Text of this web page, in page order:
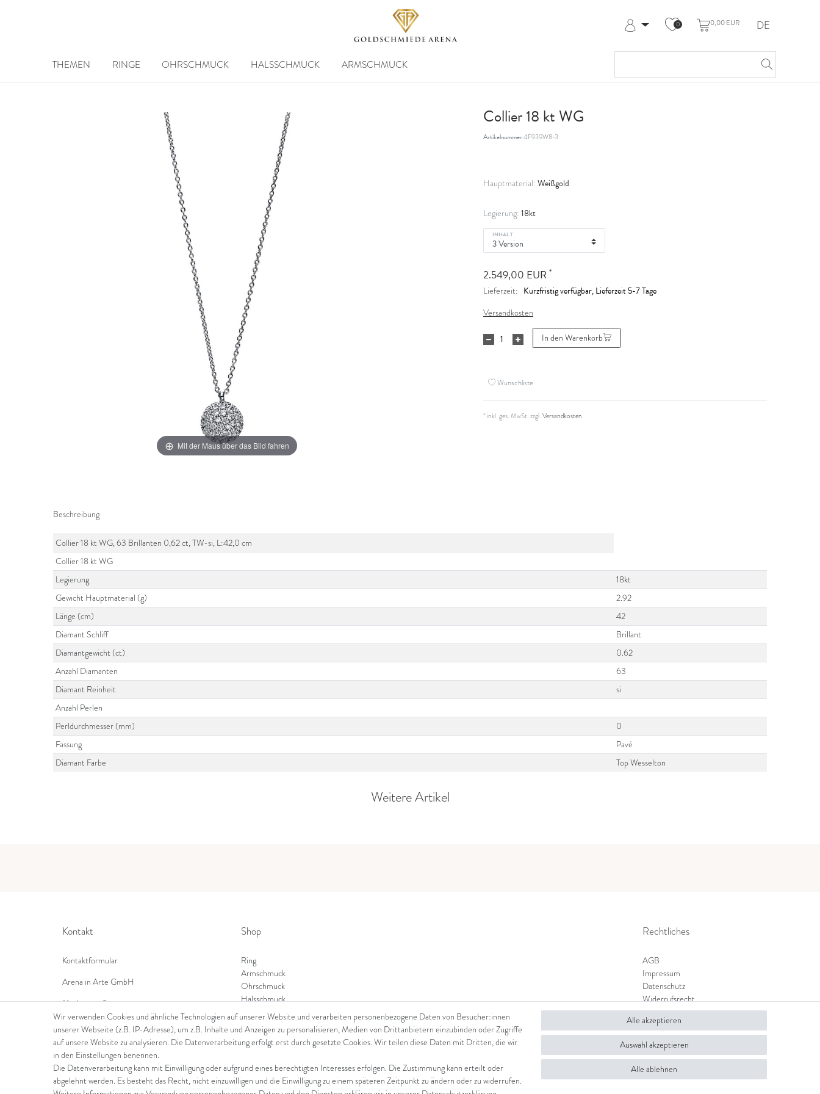
0 0,00 EUR DE
THEMEN RINGE OHRSCHMUCK HALSSCHMUCK ARMSCHMUCK
Mit der Maus über das Bild fahren
Collier 18 kt WG
Artikelnummer4F939W8-3
Hauptmaterial: Weißgold
Legierung: 18kt
INHALT
2.549,00 EUR *
Lieferzeit: Kurzfristig verfügbar, Lieferzeit 5-7 Tage
Versandkosten
In den Warenkorb
Wunschliste
* inkl. ges. MwSt. zzgl.Versandkosten
Beschreibung
Collier 18 kt WG, 63 Brillanten 0,62 ct, TW-si, L:42,0 cm
Collier 18 kt WG
Legierung
18kt
Gewicht Hauptmaterial (g)
2.92
Länge (cm)
42
Diamant Schliff
Brillant
Diamantgewicht (ct)
0.62
Anzahl Diamanten
63
Diamant Reinheit
si
Anzahl Perlen
Perldurchmesser (mm)
0
Fassung
Pavé
Diamant Farbe
Top Wesselton
Weitere Artikel
Kontakt
Kontaktformular
Arena in Arte GmbH
Marktgasse 2,
8600 Dübendorf
Tel: +41 44 821 60 40
E-Mail:info@goldschmiede-arena.com
Shop
Ring
Armschmuck
Ohrschmuck
Halsschmuck
Rechtliches
AGB
Impressum
Datenschutz
Widerrufsrecht
Zahlung und Versand
Widerrufsformular
Wir verwenden Cookies und ähnliche Technologien auf unserer Website und verarbeiten personenbezogene Daten von Besucher:innen
unserer Webseite (z.B. IP-Adresse), um z.B. Inhalte und Anzeigen zu personalisieren, Medien von Drittanbietern einzubinden oder Zugriffe
auf unsere Website zu analysieren. Die Datenverarbeitung erfolgt erst durch gesetzte Cookies. Wir teilen diese Daten mit Dritten, die wir
in den Einstellungen benennen.
Die Datenverarbeitung kann mit Einwilligung oder aufgrund eines berechtigten Interesses erfolgen. Die Zustimmung kann erteilt oder
abgelehnt werden. Es besteht das Recht, nicht einzuwilligen und die Einwilligung zu einem späteren Zeitpunkt zu ändern oder zu widerrufen.
Alle akzeptieren
Auswahl akzeptieren
Alle ablehnen